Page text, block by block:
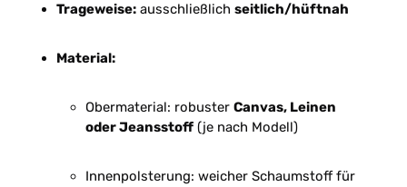
Trageweise: ausschließlich seitlich/hüftnah
Material:
Obermaterial: robuster Canvas, Leinen
oderJeansstoff (je nach Modell)
Innenpolsterung: weicher Schaumstoff für